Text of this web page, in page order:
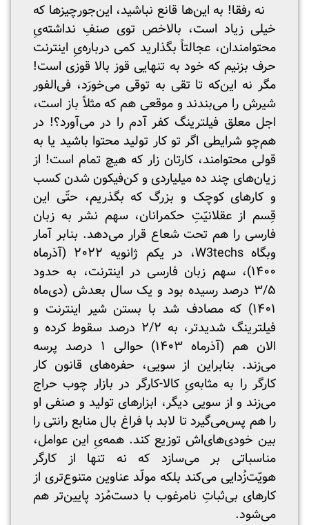
نه رفقا! به این‌ها قانع نباشید، این‌جورچیزها که
خیلی زیاد است، بالاخص توی صنفِ نداشته‌یِ
محتوامندان، عجالتاً بگذارید کمی درباره‌یِ اینترنت
حرف بزنیم که خود به تنهایی قوز بالا قوزی است!
مگر نه این‌که تا تقی به توقی می‌خورَد، فی‌الفور
شیرش را می‌بندند و موقعی هم که مثلاً باز است،
اجل معلق فیلترینگ کفر آدم را در می‌آورد؟! در
هم‌چو شرایطی اگر تو کار تولید محتوا باشید یا به
قولی محتوامند، کارتان زار که هیچ تمام است! از
زیان‌های چند ده‌ میلیاردی و کن‌فیکون شدن کسب
و کارهای کوچک و بزرگ که بگذریم، حتّی این
قِسم از عقلانیّت‌ِ حکمرانان، سهم نشر به زبان
فارسی را هم تحت شعاع قرار می‌دهد. بنابر آمار
وبگاه ‌
W3techs
، در یکم ژانویه ۲۰۲۲ (آذرماه
۱۴۰۰)، سهم زبان فارسی در اینترنت، به حدود
۳/۵ درصد رسیده بود و یک سال بعدش (دی‌ماه
۱۴۰۱) که مصادف شد با بستن شیر اینترنت و
فیلترینگ شدیدتر، به ۲/۲ درصد سقوط کرده و
الان هم (آذرماه ۱۴۰۳) حوالی ۱ درصد پرسه
می‌زند. بنابراین از سویی، حفره‌های قانون کار
کارگر را به مثابه‌یِ کالا-کارگر در بازار چوب حراج
می‌زند و از سویی دیگر، ابزارهای تولید و صنفی او
را هم پس‌می‌گیرد تا لابد با فراغ بال منابع رانتی را
بین خودی‌های‌اش توزیع کند. همه‌یِ این عوامل،
مناسباتی بر می‌سازد که نه تنها از کارگر
هویّت‌زُدایی می‌کند بلکه مولّد عناوین متنوع‌تری از
کارهای بی‌ثباتِ نامرغوب با دست‌مُزد‌ پایین‌تر هم
می‌شود.